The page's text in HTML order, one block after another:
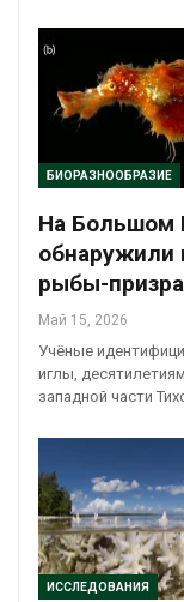
БИОРАЗНООБРАЗИЕ
На Большом
обнаружили
рыбы-
Май 15, 2026
Учёные
иглы,
западной части
ИССЛЕДОВАНИЯ